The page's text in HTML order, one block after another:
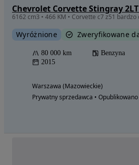
Chevrolet Corvette Stingray 2LT
6162 cm3 • 466 KM • Corvette c7 z51
Wyróżnione Zweryfikowane
80 000 km Benzyna
2015
Warszawa (Mazowieckie)
Prywatny sprzedawca • Opublikowano